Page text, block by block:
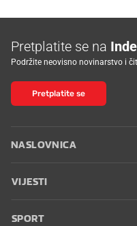
Pretplatite se na
Podržite neovisno novinarstvo i
Pretplatite se
NASLOVNICA
VIJESTI
SPORT